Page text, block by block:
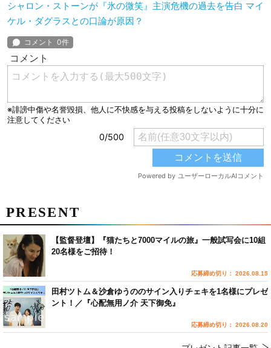
シャロン・ストーンが『氷の微笑』主演危機の過去を告白 マイ
ケル・ダグラスとの口論が原因？
PRESENT
【監督登壇】『猫たちと7000マイルの旅』一般試写会に10組
20名様をご招待！
応募締め切り： 2026.08.15
田村ツトム＆沙倉ゆうののサイン入りチェキを1名様にプレゼ
ント！／『心配無用ノ介 天下御免』
応募締め切り： 2026.08.20